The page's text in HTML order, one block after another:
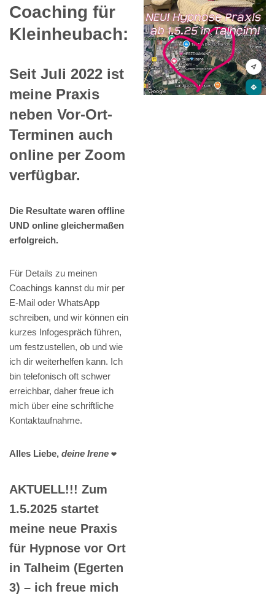
Coaching für
Kleinheubach:
Seit Juli 2022 ist
meine Praxis
neben Vor-Ort-
Terminen auch
online per Zoom
verfügbar.
Die Resultate waren offline
UND online gleichermaßen
erfolgreich.
Für Details zu meinen
Coachings kannst du mir per
E-Mail oder WhatsApp
schreiben, und wir können ein
kurzes Infogespräch führen,
um festzustellen, ob und wie
ich dir weiterhelfen kann. Ich
bin telefonisch oft schwer
erreichbar, daher freue ich
mich über eine schriftliche
Kontaktaufnahme.
Alles Liebe, deine Irene ❤️
AKTUELL!!! Zum
1.5.2025 startet
meine neue Praxis
für Hypnose vor Ort
in Talheim (Egerten
3) – ich freue mich